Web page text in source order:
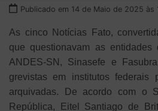
Publicado em 14 de Maio de 2025 às
As cinco Notícias Fato,
que questionavam as
ANDES-SN, Sinasefe e
grevistas em institutos federais
arquivadas. De acordo com o
República, Eitel Santiago de